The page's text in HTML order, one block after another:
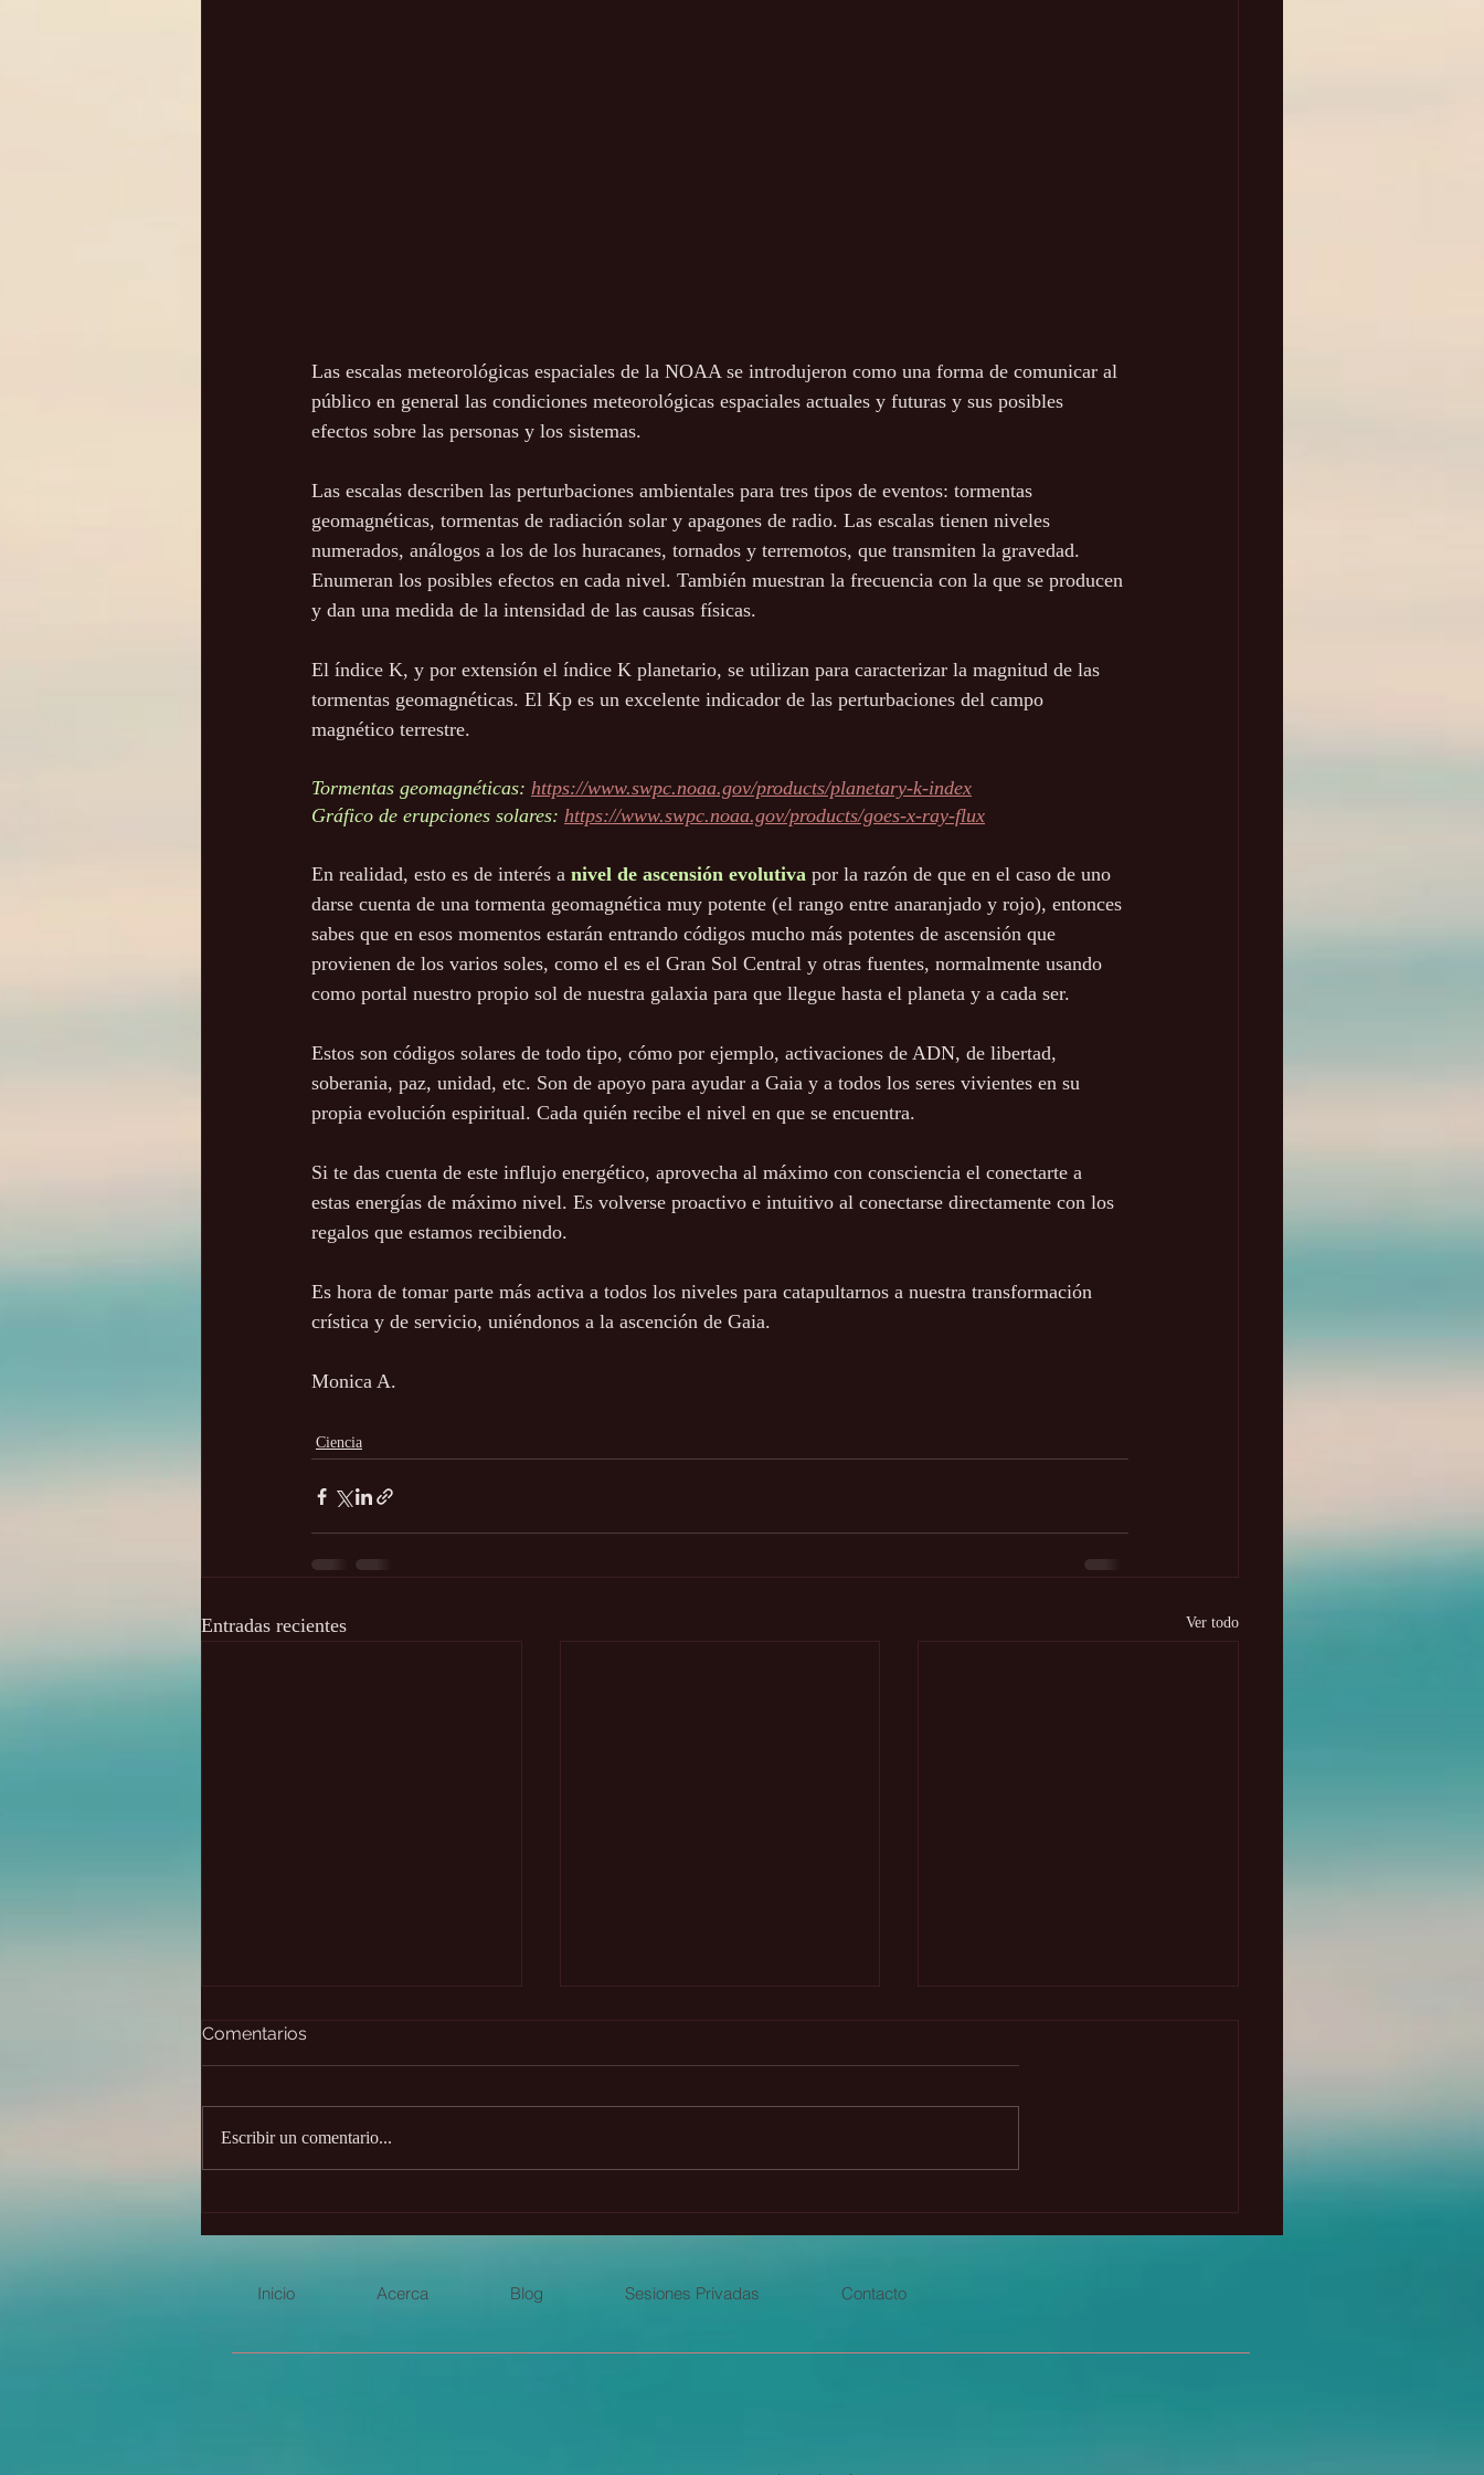
Las escalas meteorológicas espaciales de la NOAA se introdujeron como una forma de comunicar al
público en general las condiciones meteorológicas espaciales actuales y futuras y sus posibles
efectos sobre las personas y los sistemas.
Las escalas describen las perturbaciones ambientales para tres tipos de eventos: tormentas
geomagnéticas, tormentas de radiación solar y apagones de radio. Las escalas tienen niveles
numerados, análogos a los de los huracanes, tornados y terremotos, que transmiten la gravedad.
Enumeran los posibles efectos en cada nivel. También muestran la frecuencia con la que se producen
y dan una medida de la intensidad de las causas físicas.
El índice K, y por extensión el índice K planetario, se utilizan para caracterizar la magnitud de las
tormentas geomagnéticas. El Kp es un excelente indicador de las perturbaciones del campo
magnético terrestre.
Tormentas geomagnéticas: https://www.swpc.noaa.gov/products/planetary-k-index
Gráfico de erupciones solares: https://www.swpc.noaa.gov/products/goes-x-ray-flux
En realidad, esto es de interés a nivel de ascensión evolutiva por la razón de que en el caso de uno
darse cuenta de una tormenta geomagnética muy potente (el rango entre anaranjado y rojo), entonces
sabes que en esos momentos estarán entrando códigos mucho más potentes de ascensión que
provienen de los varios soles, como el es el Gran Sol Central y otras fuentes, normalmente usando
como portal nuestro propio sol de nuestra galaxia para que llegue hasta el planeta y a cada ser.
Estos son códigos solares de todo tipo, cómo por ejemplo, activaciones de ADN, de libertad,
soberania, paz, unidad, etc. Son de apoyo para ayudar a Gaia y a todos los seres vivientes en su
propia evolución espiritual. Cada quién recibe el nivel en que se encuentra.
Si te das cuenta de este influjo energético, aprovecha al máximo con consciencia el conectarte a
estas energías de máximo nivel. Es volverse proactivo e intuitivo al conectarse directamente con los
regalos que estamos recibiendo.
Es hora de tomar parte más activa a todos los niveles para catapultarnos a nuestra transformación
crística y de servicio, uniéndonos a la ascención de Gaia.
Monica A.
Ciencia
Entradas recientes Ver todo
Comentarios
Escribir un comentario...
Inicio Acerca Blog Sesiones Privadas Contacto